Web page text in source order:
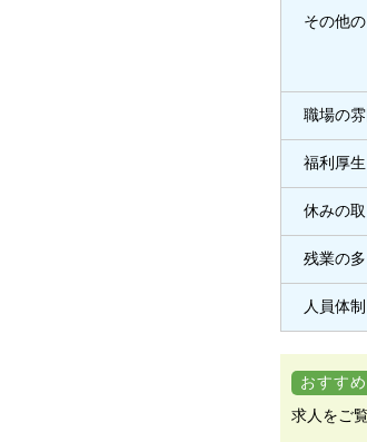
その他
職場の
福利厚生
休みの
残業の多
人員体制
おすす
求人をご